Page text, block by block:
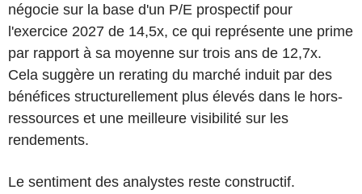
négocie sur la base d'un P/E prospectif pour
l'exercice 2027 de 14,5x, ce qui représente une prime
par rapport à sa moyenne sur trois ans de 12,7x.
Cela suggère un rerating du marché induit par des
bénéfices structurellement plus élevés dans le hors-
ressources et une meilleure visibilité sur les
rendements.
Le sentiment des analystes reste constructif.